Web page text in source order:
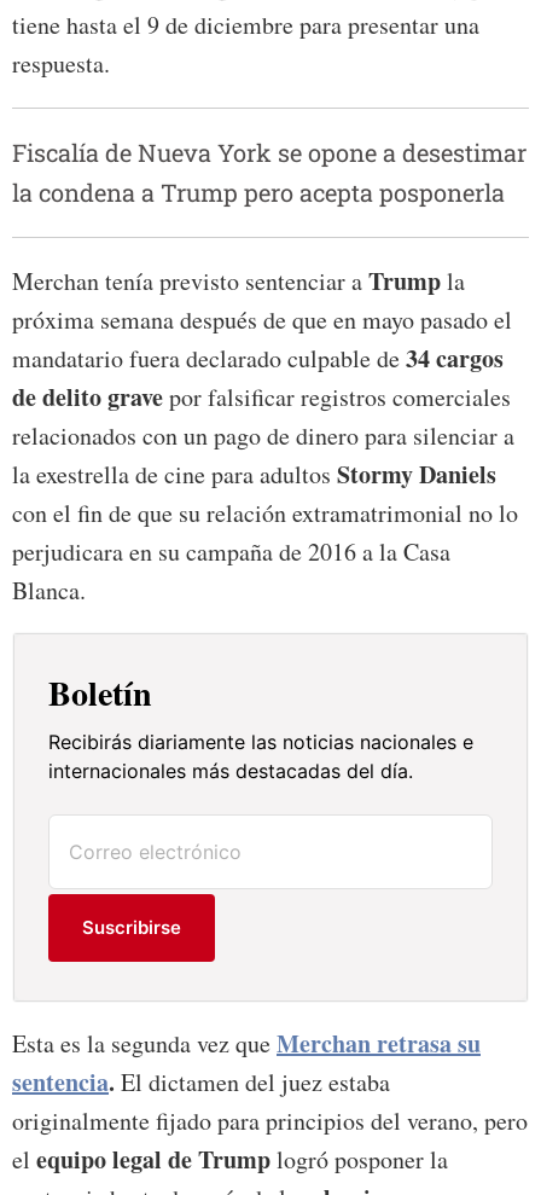
tiene hasta el 9 de diciembre para presentar una
respuesta.
Fiscalía de Nueva York se opone a desestimar
la condena a Trump pero acepta posponerla
Merchan tenía previsto sentenciar aTrumpla
próxima semana después de que en mayo pasado el
mandatario fuera declarado culpable de34 cargos
de delito gravepor falsificar registros comerciales
relacionados con un pago de dinero para silenciar a
la exestrella de cine para adultos Stormy Daniels
con el fin de que su relación extramatrimonial no lo
perjudicara en su campaña de 2016 a la Casa
Blanca.
Boletín
Recibirás diariamente las noticias nacionales e
internacionales más destacadas del día.
Suscribirse
Esta es la segunda vez queMerchanretrasa su
sentencia. El dictamen del juez estaba
originalmente fijado para principios del verano, pero
el equipo legal de Trumplogró posponer la